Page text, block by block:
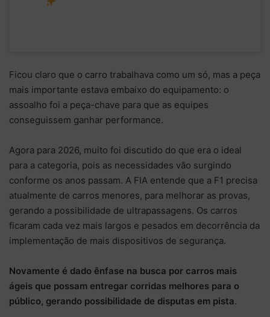
Ficou claro que o carro trabalhava como um só, mas a peça
mais importante estava embaixo do equipamento: o
assoalho foi a peça-chave para que as equipes
conseguissem ganhar performance.
Agora para 2026, muito foi discutido do que era o ideal
para a categoria, pois as necessidades vão surgindo
conforme os anos passam. A FIA entende que a F1 precisa
atualmente de carros menores, para melhorar as provas,
gerando a possibilidade de ultrapassagens. Os carros
ficaram cada vez mais largos e pesados em decorrência da
implementação de mais dispositivos de segurança.
Novamente é dado ênfase na busca por carros mais
ágeis que possam entregar corridas melhores para o
público, gerando possibilidade de disputas em pista.